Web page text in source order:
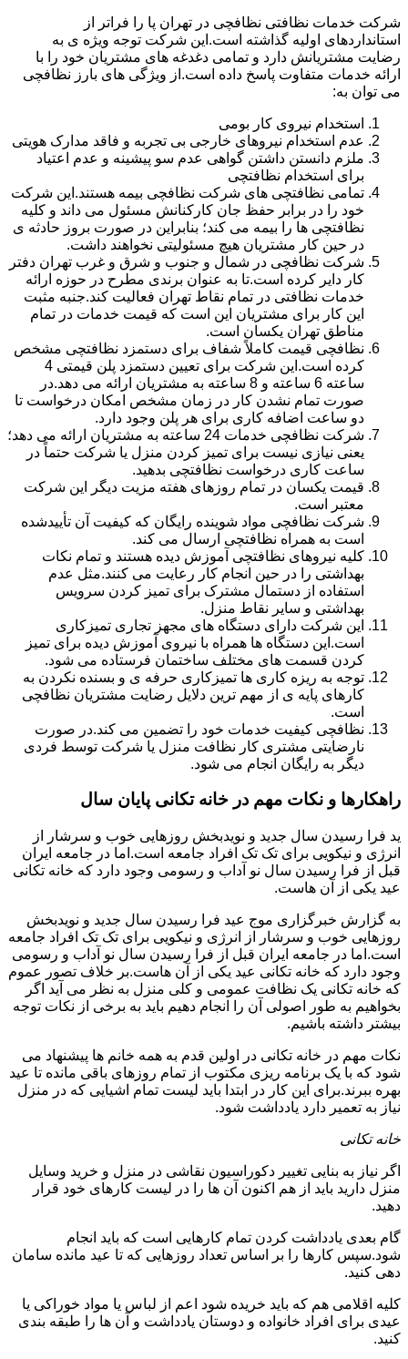
شرکت خدمات نظافتی نظافچی در تهران پا را فراتر از
استانداردهای اولیه گذاشته است.این شرکت توجه ویژه ی به
رضایت مشتریانش دارد و تمامی دغدغه های مشتریان خود را با
ارائه خدمات متفاوت پاسخ داده است.از ویژگی های بارز نظافچی
می توان به:
استخدام نیروی کار بومی
عدم استخدام نیروهای خارجی بی تجربه و فاقد مدارک هویتی
ملزم دانستن داشتن گواهی عدم سو پیشینه و عدم اعتیاد
برای استخدام نظافتچی
تمامی نظافتچی های شرکت نظافچی بیمه هستند.این شرکت
خود را در برابر حفظ جان کارکنانش مسئول می داند و کلیه
نظافتچی ها را بیمه می کند؛ بنابراین در صورت بروز حادثه ی
در حین کار مشتریان هیچ مسئولیتی نخواهند داشت.
شرکت نظافچی در شمال و جنوب و شرق و غرب تهران دفتر
کار دایر کرده است.تا به عنوان برندی مطرح در حوزه ارائه
خدمات نظافتی در تمام نقاط تهران فعالیت کند.جنبه مثبت
این کار برای مشتریان این است که قیمت خدمات در تمام
مناطق تهران یکسان است.
نظافچی قیمت کاملاً شفاف برای دستمزد نظافتچی مشخص
کرده است.این شرکت برای تعیین دستمزد پلن قیمتی 4
ساعته 6 ساعته و 8 ساعته به مشتریان ارائه می دهد.در
صورت تمام نشدن کار در زمان مشخص امکان درخواست تا
دو ساعت اضافه کاری برای هر پلن وجود دارد.
شرکت نظافچی خدمات 24 ساعته به مشتریان ارائه می دهد؛
یعنی نیازی نیست برای تمیز کردن منزل یا شرکت حتماً در
ساعت کاری درخواست نظافتچی بدهید.
قیمت یکسان در تمام روزهای هفته مزیت دیگر این شرکت
معتبر است.
شرکت نظافچی مواد شوینده رایگان که کیفیت آن تأییدشده
است به همراه نظافتچی ارسال می کند.
کلیه نیروهای نظافتچی آموزش دیده هستند و تمام نکات
بهداشتی را در حین انجام کار رعایت می کنند.مثل عدم
استفاده از دستمال مشترک برای تمیز کردن سرویس
بهداشتی و سایر نقاط منزل.
این شرکت دارای دستگاه های مجهز تجاری تمیزکاری
است.این دستگاه ها همراه با نیروی آموزش دیده برای تمیز
کردن قسمت های مختلف ساختمان فرستاده می شود.
توجه به ریزه کاری ها تمیزکاری حرفه ی و بسنده نکردن به
کارهای پایه ی از مهم ترین دلایل رضایت مشتریان نظافچی
است.
نظافچی کیفیت خدمات خود را تضمین می کند.در صورت
نارضایتی مشتری کار نظافت منزل یا شرکت توسط فردی
دیگر به رایگان انجام می شود.
راهکارها و نکات مهم در خانه تکانی پایان سال
ید فرا رسیدن سال جدید و نویدبخش روزهایی خوب و سرشار از
انرژی و نیکویی برای تک تک افراد جامعه است.اما در جامعه ایران
قبل از فرا رسیدن سال نو آداب و رسومی وجود دارد که خانه تکانی
عید یکی از آن هاست.
به گزارش خبرگزاری موج عید فرا رسیدن سال جدید و نویدبخش
روزهایی خوب و سرشار از انرژی و نیکویی برای تک تک افراد جامعه
است.اما در جامعه ایران قبل از فرا رسیدن سال نو آداب و رسومی
وجود دارد که خانه تکانی عید یکی از آن هاست.بر خلاف تصور عموم
که خانه تکانی یک نظافت عمومی و کلی منزل به نظر می آید اگر
بخواهیم به طور اصولی آن را انجام دهیم باید به برخی از نکات توجه
بیشتر داشته باشیم.
نکات مهم در خانه تکانی در اولین قدم به همه خانم ها پیشنهاد می
شود که با یک برنامه ریزی مکتوب از تمام روزهای باقی مانده تا عید
بهره ببرند.برای این کار در ابتدا باید لیست تمام اشیایی که در منزل
نیاز به تعمیر دارد یادداشت شود.
خانه تکانی
اگر نیاز به بنایی تغییر دکوراسیون نقاشی در منزل و خرید وسایل
منزل دارید باید از هم اکنون آن ها را در لیست کارهای خود قرار
دهید.
گام بعدی یادداشت کردن تمام کارهایی است که باید انجام
شود.سپس کارها را بر اساس تعداد روزهایی که تا عید مانده سامان
دهی کنید.
کلیه اقلامی هم که باید خریده شود اعم از لباس یا مواد خوراکی یا
عیدی برای افراد خانواده و دوستان یادداشت و آن ها را طبقه بندی
کنید.